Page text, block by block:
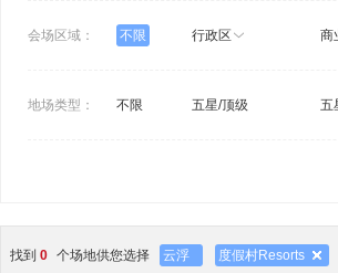
会场区域： 不限 行政区 商
地场类型： 不限 五星/顶级 五
找到 0 个场地供您选择 云浮 度假村Resorts